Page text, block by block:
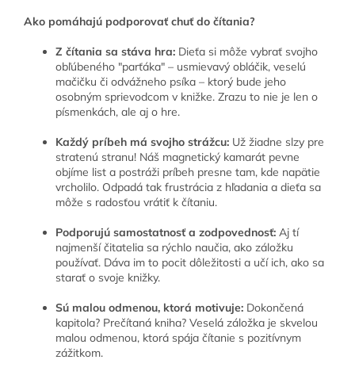
Ako pomáhajú podporovať chuť do čítania?
Z čítania sa stáva hra: Dieťa si môže vybrať svojho
obľúbeného "parťáka" – usmievavý obláčik, veselú
mačičku či odvážneho psíka – ktorý bude jeho
osobným sprievodcom v knižke. Zrazu to nie je len o
písmenkách, ale aj o hre.
Každý príbeh má svojho strážcu: Už žiadne slzy pre
stratenú stranu! Náš magnetický kamarát pevne
objíme list a postráži príbeh presne tam, kde napätie
vrcholilo. Odpadá tak frustrácia z hľadania a dieťa sa
môže s radosťou vrátiť k čítaniu.
Podporujú samostatnosť a zodpovednosť: Aj tí
najmenší čitatelia sa rýchlo naučia, ako záložku
používať. Dáva im to pocit dôležitosti a učí ich, ako sa
starať o svoje knižky.
Sú malou odmenou, ktorá motivuje: Dokončená
kapitola? Prečítaná kniha? Veselá záložka je skvelou
malou odmenou, ktorá spája čítanie s pozitívnym
zážitkom.